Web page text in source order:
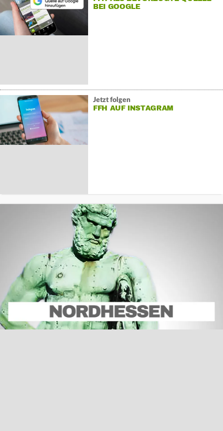
BEI GOOGLE
Jetzt folgen
FFH AUF INSTAGRAM